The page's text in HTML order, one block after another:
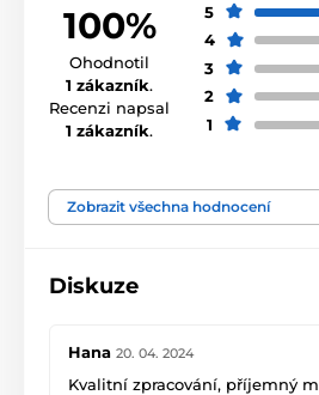
100%
Ohodnotil
1 zákazník.
Recenzi napsal
1 zákazník.
5
4
3
2
1
Zobrazit všechna hodnocení
Diskuze
Hana 20. 04. 2024
Kvalitní zpracování, příjemný